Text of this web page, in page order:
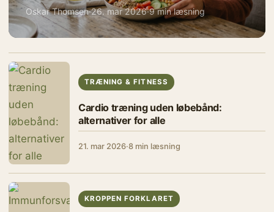
Oskar Thomsen·26. mar 2026·9 min læsning
TRÆNING & FITNESS
Cardio træning uden løbebånd:
alternativer for alle
21. mar 2026·8 min læsning
KROPPEN FORKLARET